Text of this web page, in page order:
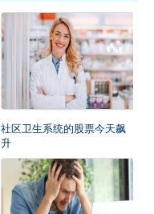
社区卫生系统的股票今天飙
升